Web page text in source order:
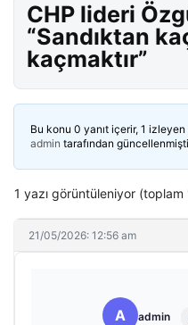
CHP lideri
“Sandıktan
kaçmaktır”
Bu konu 0 yanıt içerir, 1 izleyen
admin tarafından
1 yazı görüntüleniyor (toplam
21/05/2026: 12:56 am
A admin